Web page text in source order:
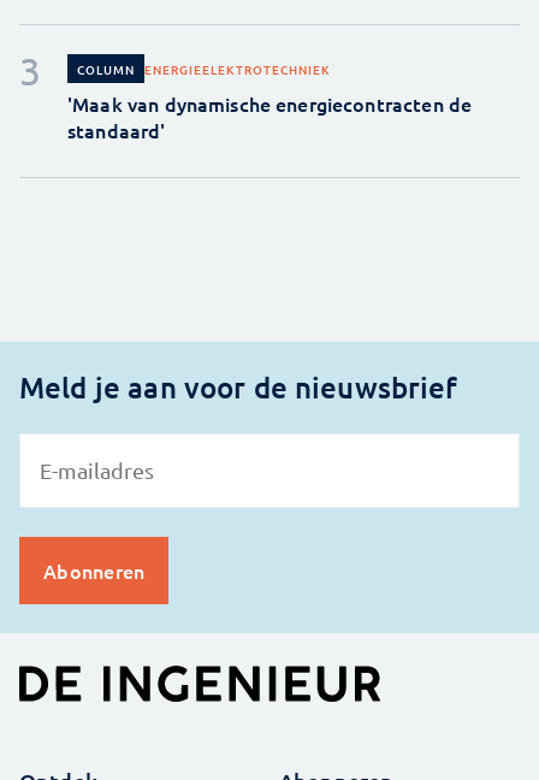
COLUMN ENERGIEELEKTROTECHNIEK
'Maak van dynamische energiecontracten de
standaard'
Meld je aan voor de nieuwsbrief